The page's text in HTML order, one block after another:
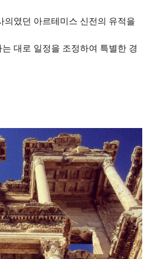
였던 아르테미스 신전의 유적을
대로 일정을 조정하여 특별한 경